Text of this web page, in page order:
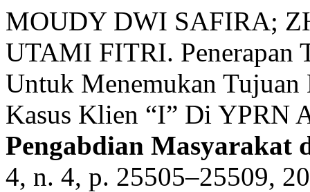
MOUDY DWI SAFIRA;
UTAMI FITRI. Penerapan
Untuk Menemukan Tujuan
Kasus Klien “I” Di YPRN
Pengabdian Masyarakat
4, n. 4, p. 25505–25509,